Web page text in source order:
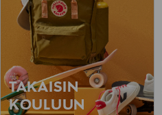
TAKAISIN
KOULUUN